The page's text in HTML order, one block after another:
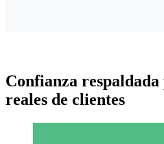
Confianza
reales de clientes